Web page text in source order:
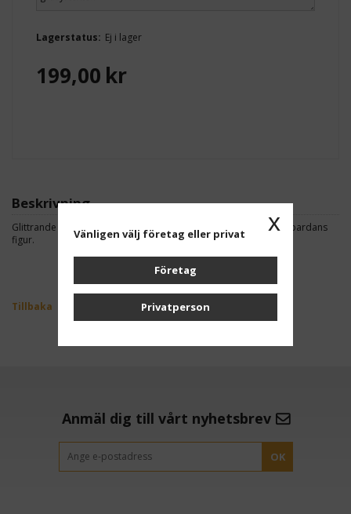
Lagerstatus: Ej i lager
199,00 kr
Beskrivning
Glittrande pokal i rosa med vit marmorsockel i 3 storlekar och pardans
figur.
Tillbaka
Anmäl dig till vårt nyhetsbrev
OK
x
Vänligen välj företag eller privat
Företag
Privatperson